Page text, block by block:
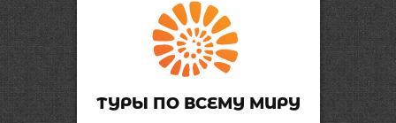
ТУРЫ ПО ВСЕМУ МИРУ